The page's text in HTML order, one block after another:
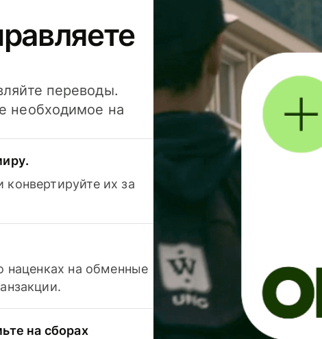
переводы.
необходимое на
их за
наценках на обменные
на сборах